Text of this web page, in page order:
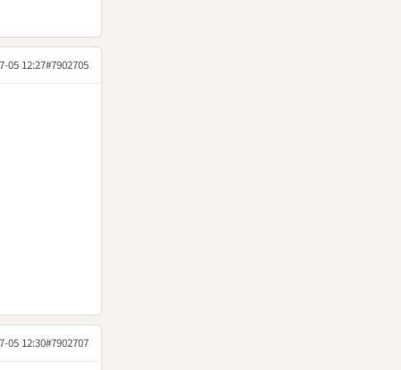
05 12:27#7902705
05 12:30#7902707